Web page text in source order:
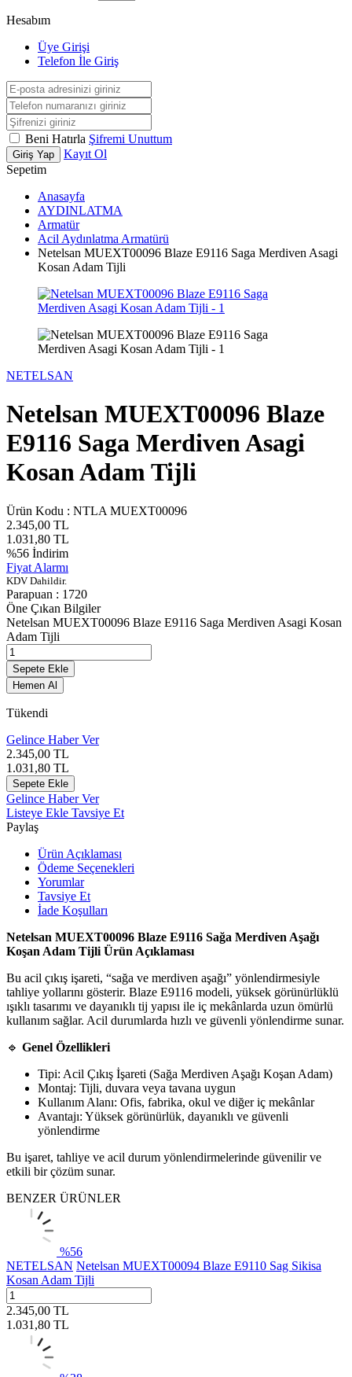
Hesabım
Üye Girişi
Telefon İle Giriş
Beni Hatırla Şifremi Unuttum
Giriş Yap
Kayıt Ol
Sepetim
Anasayfa
AYDINLATMA
Armatür
Acil Aydınlatma Armatürü
Netelsan MUEXT00096 Blaze E9116 Saga Merdiven Asagi
Kosan Adam Tijli
NETELSAN
Netelsan MUEXT00096 Blaze
E9116 Saga Merdiven Asagi
Kosan Adam Tijli
Ürün Kodu : NTLA MUEXT00096
2.345,00 TL
1.031,80 TL
%56 İndirim
Fiyat Alarmı
KDV Dahildir.
Parapuan : 1720
Öne Çıkan Bilgiler
Netelsan MUEXT00096 Blaze E9116 Saga Merdiven Asagi Kosan
Adam Tijli
Sepete Ekle
Hemen Al
Tükendi
Gelince Haber Ver
2.345,00 TL
1.031,80 TL
Sepete Ekle
Gelince Haber Ver
Listeye Ekle Tavsiye Et
Paylaş
Ürün Açıklaması
Ödeme Seçenekleri
Yorumlar
Tavsiye Et
İade Koşulları
Netelsan MUEXT00096 Blaze E9116 Sağa Merdiven Aşağı
Koşan Adam Tijli Ürün Açıklaması
Bu acil çıkış işareti, “sağa ve merdiven aşağı” yönlendirmesiyle
tahliye yollarını gösterir. Blaze E9116 modeli, yüksek görünürlüklü
ışıklı tasarımı ve dayanıklı tij yapısı ile iç mekânlarda uzun ömürlü
kullanım sağlar. Acil durumlarda hızlı ve güvenli yönlendirme sunar.
🔹 Genel Özellikleri
Tipi: Acil Çıkış İşareti (Sağa Merdiven Aşağı Koşan Adam)
Montaj: Tijli, duvara veya tavana uygun
Kullanım Alanı: Ofis, fabrika, okul ve diğer iç mekânlar
Avantajı: Yüksek görünürlük, dayanıklı ve güvenli
yönlendirme
Bu işaret, tahliye ve acil durum yönlendirmelerinde güvenilir ve
etkili bir çözüm sunar.
BENZER ÜRÜNLER
%56
NETELSAN Netelsan MUEXT00094 Blaze E9110 Sag Sikisa
Kosan Adam Tijli
2.345,00 TL
1.031,80 TL